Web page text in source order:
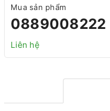
Mua sản phẩm
0889008222
Liên hệ